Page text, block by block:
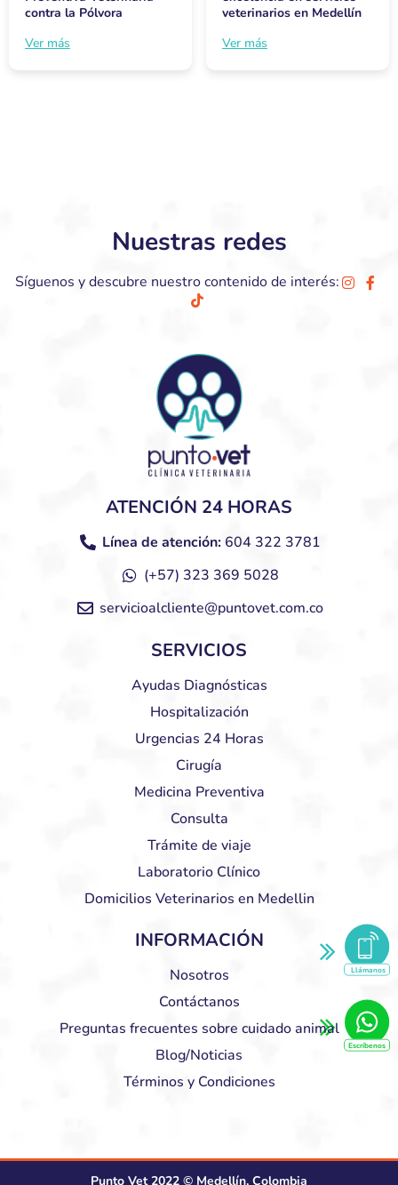
contra la Pólvora
Ver más
veterinarios en Medellín
Ver más
Nuestras redes
Síguenos y descubre nuestro contenido de interés:
ATENCIÓN 24 HORAS
Línea de atención:604 322 3781
(+57) 323 369 5028
servicioalcliente@puntovet.com.co
SERVICIOS
Ayudas Diagnósticas
Hospitalización
Urgencias 24 Horas
Cirugía
Medicina Preventiva
Consulta
Trámite de viaje
Laboratorio Clínico
Domicilios Veterinarios en Medellin
INFORMACIÓN
Nosotros
Contáctanos
Preguntas frecuentes sobre cuidado animal
Blog/Noticias
Términos y Condiciones
Punto Vet 2022 © Medellín, Colombia
Llámanos
Escríbenos